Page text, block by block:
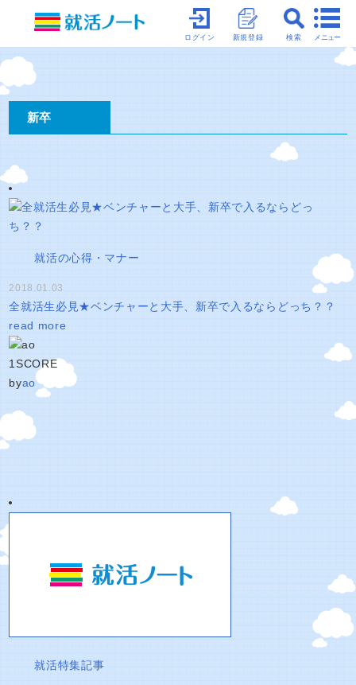
メニュー
検索
新規登録
ログイン
新卒
就活の心得・マナー
2018.01.03
全就活生必見★ベンチャーと大手、新卒で入るならどっち？？
read more
1SCORE
byao
就活特集記事